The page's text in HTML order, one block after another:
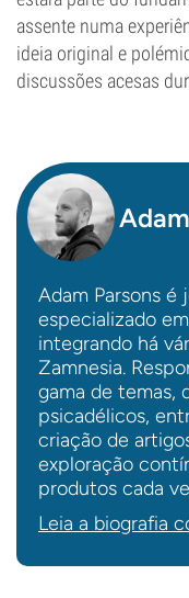
assente numa
ideia original e
discussões acesas
Adam Parsons é
especializado
integrando há
Zamnesia.
gama de temas,
psicadélicos,
criação de
exploração
produtos cada
Leia a biografia